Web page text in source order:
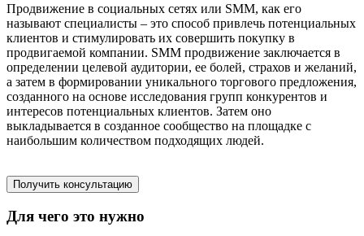
Продвижение в социальных сетях или SMM, как его
называют специалисты – это способ привлечь потенциальных
клиентов и стимулировать их совершить покупку в
продвигаемой компании. SMM продвижение заключается в
определении целевой аудитории, ее болей, страхов и желаний,
а затем в формировании уникального торгового предложения,
созданного на основе исследования групп конкурентов и
интересов потенциальных клиентов. Затем оно
выкладывается в созданное сообщество на площадке с
наибольшим количеством подходящих людей.
Получить консультацию
Для чего это нужно